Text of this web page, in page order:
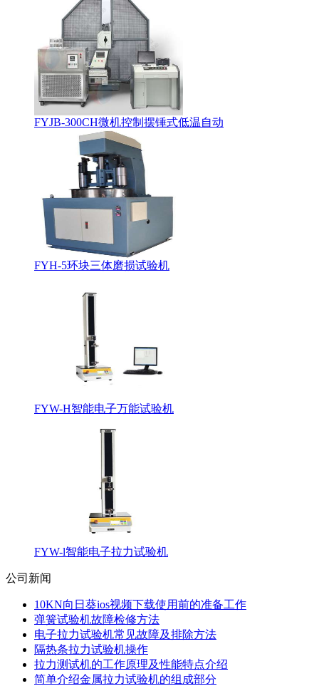
FYJB-300CH微机控制摆锤式低温自动
FYH-5环块三体磨损试验机
FYW-H智能电子万能试验机
FYW-l智能电子拉力试验机
公司新闻
10KN向日葵ios视频下载使用前的准备工作
弹簧试验机故障检修方法
电子拉力试验机常见故障及排除方法
隔热条拉力试验机操作
拉力测试机的工作原理及性能特点介绍
简单介绍金属拉力试验机的组成部分